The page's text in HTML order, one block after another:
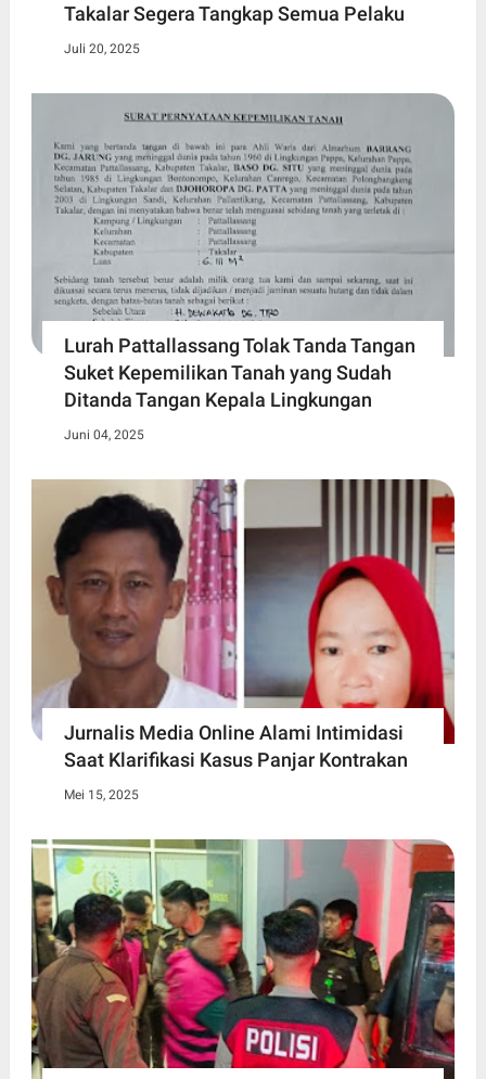
Takalar Segera Tangkap Semua Pelaku
Juli 20, 2025
Lurah Pattallassang Tolak Tanda Tangan
Suket Kepemilikan Tanah yang Sudah
Ditanda Tangan Kepala Lingkungan
Juni 04, 2025
Jurnalis Media Online Alami Intimidasi
Saat Klarifikasi Kasus Panjar Kontrakan
Mei 15, 2025